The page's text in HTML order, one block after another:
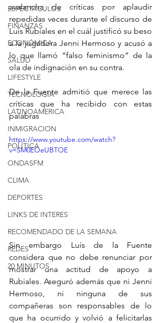
ESPECTACULOS
FINANZAS
ECONÓMICA
SALUD
LIFESTYLE
TECNOLOGIA
LATINOAMERICA
INMIGRACION
POLÍTICA
ONDASFM
CLIMA
DEPORTES
LINKS DE INTERES
RECOMENDADO DE LA SEMANA
REDES
20 MINUTOS
avalancha de críticas por aplaudir
repedidas veces durante el discurso de
Luís Rubiales en el cuál justificó su beso
a la jugadora Jenni Hermoso y acusó a
lo que llamó “falso feminismo” de la
ola de indignación en su contra.
De la Fuente admitió que merece las
críticas que ha recibido con estas
palabras
https://www.youtube.com/watch?
v=SM0EOeUBTOE
Sin embargo Luís de la Fuente
considera que no debe renunciar por
mostrar una actitud de apoyo a
Rubiales. Aseguró además que ni Jenni
Hermoso, ni ninguna de sus
compañeras son responsables de lo
que ha ocurrido y volvió a felicitarlas